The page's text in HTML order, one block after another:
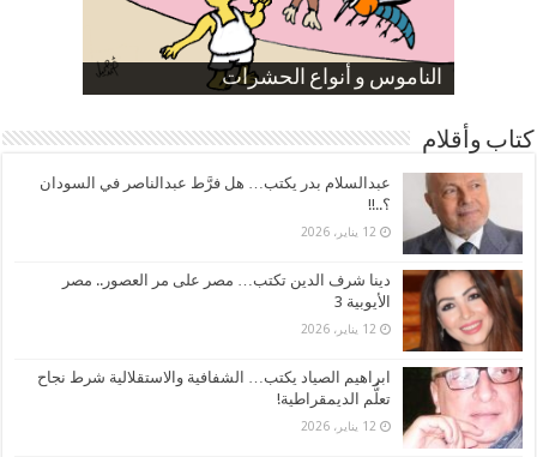
الناموس و أنواع الحشرات
الموظفين بعد ارتفاع الأسعار
ارتفاع نسبة الطلاق في مصر
صورة كاركاتيرية
صورة كاركاتيرية
كتاب وأقلام
عبدالسلام بدر يكتب… هل فرَّط عبدالناصر في السودان
؟..!!
12 يناير، 2026
دينا شرف الدين تكتب… مصر على مر العصور.. مصر
الأيوبية 3
12 يناير، 2026
ابراهيم الصياد يكتب… الشفافية والاستقلالية شرط نجاح
تعلُّم الديمقراطية!
12 يناير، 2026